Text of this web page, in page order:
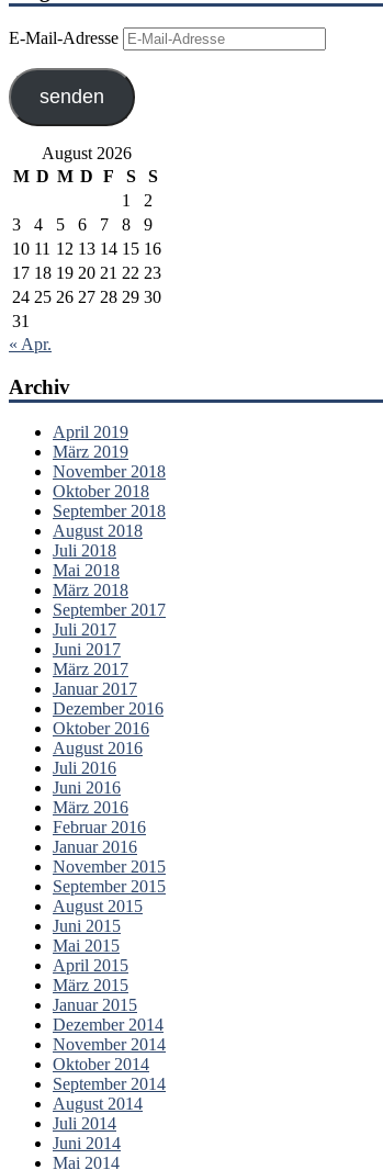
E-Mail-Adresse
senden
August 2026
M D M D F S
S
1
2
3
4 5 6 7 8
9
10 11 12 13 14 15 16
17 18 19 20 21 22 23
24 25 26 27 28 29 30
31
« Apr.
Archiv
April 2019
März 2019
November 2018
Oktober 2018
September 2018
August 2018
Juli 2018
Mai 2018
März 2018
September 2017
Juli 2017
Juni 2017
März 2017
Januar 2017
Dezember 2016
Oktober 2016
August 2016
Juli 2016
Juni 2016
März 2016
Februar 2016
Januar 2016
November 2015
September 2015
August 2015
Juni 2015
Mai 2015
April 2015
März 2015
Januar 2015
Dezember 2014
November 2014
Oktober 2014
September 2014
August 2014
Juli 2014
Juni 2014
Mai 2014